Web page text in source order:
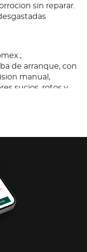
sin reparar.
de arranque, con
manual,
sucios, rotos y